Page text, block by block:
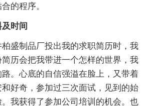
的程序。
时间
盛制品厂投出我的求职简历时，我
历会把我带进一个怎样的世界，我
。心底的自信强溢在脸上，又带着
好奇，参加过三次面试，见到的始
我获得了参加公司培训的机会。也